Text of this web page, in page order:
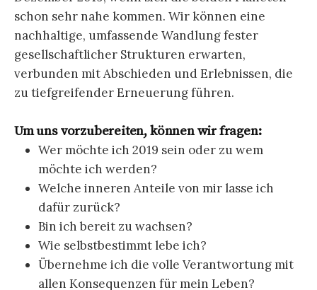
schon sehr nahe kommen. Wir können eine
nachhaltige, umfassende Wandlung fester
gesellschaftlicher Strukturen erwarten,
verbunden mit Abschieden und Erlebnissen, die
zu tiefgreifender Erneuerung führen.
Um uns vorzubereiten, können wir fragen:
Wer möchte ich 2019 sein oder zu wem
möchte ich werden?
Welche inneren Anteile von mir lasse ich
dafür zurück?
Bin ich bereit zu wachsen?
Wie selbstbestimmt lebe ich?
Übernehme ich die volle Verantwortung mit
allen Konsequenzen für mein Leben?